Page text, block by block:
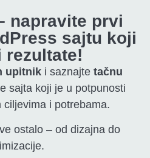
napravite prvi
sajtu koji
rezultate!
upitnik i saznajte tačnu
sajta koji je u potpunosti
ciljevima i potrebama.
ostalo – od dizajna do